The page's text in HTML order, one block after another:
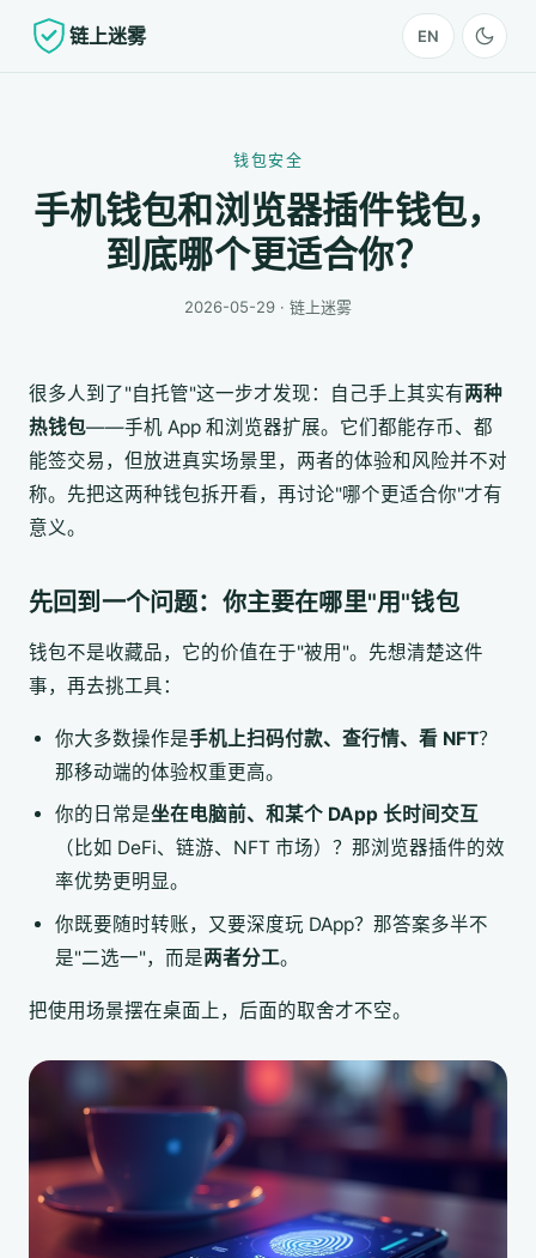
链上迷雾 EN
钱包安全
手机钱包和浏览器插件钱包，
到底哪个更适合你？
2026-05-29 · 链上迷雾
很多人到了"自托管"这一步才发现：自己手上其实有两种
热钱包——手机 App 和浏览器扩展。它们都能存币、都
能签交易，但放进真实场景里，两者的体验和风险并不对
称。先把这两种钱包拆开看，再讨论"哪个更适合你"才有
意义。
先回到一个问题：你主要在哪里"用"钱包
钱包不是收藏品，它的价值在于"被用"。先想清楚这件
事，再去挑工具：
你大多数操作是手机上扫码付款、查行情、看 NFT？
那移动端的体验权重更高。
你的日常是坐在电脑前、和某个 DApp 长时间交互
（比如 DeFi、链游、NFT 市场）？那浏览器插件的效
率优势更明显。
你既要随时转账，又要深度玩 DApp？那答案多半不
是"二选一"，而是两者分工。
把使用场景摆在桌面上，后面的取舍才不空。